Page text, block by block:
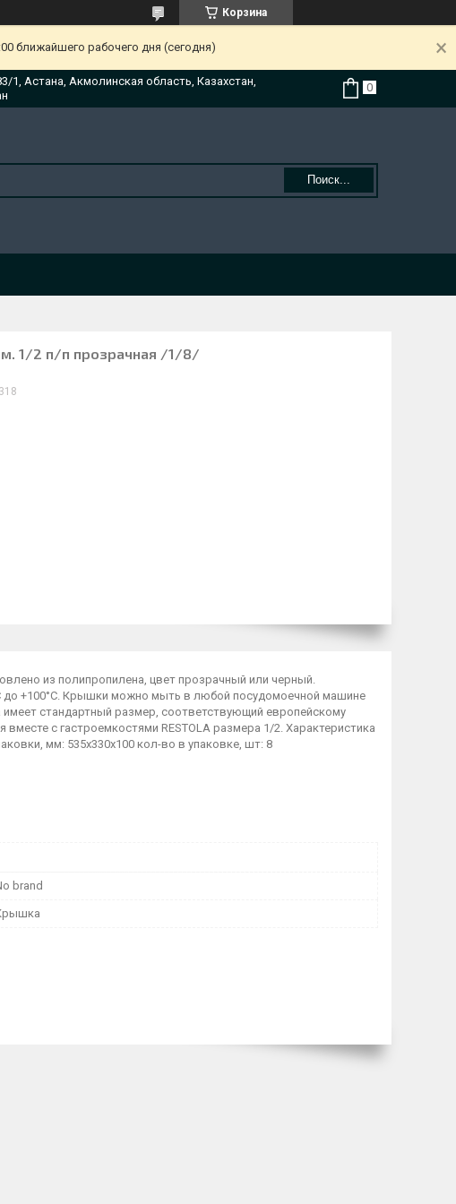
Корзина
ближайшего рабочего дня (сегодня)
1, Астана, Акмолинская область, Казахстан,
Поиск...
1/2 п/п прозрачная /1/8/
из полипропилена, цвет прозрачный или черный.
до +100°С. Крышки можно мыть в любой посудомоечной машине
стандартный размер, соответствующий европейскому
с гастроемкостями RESTOLA размера 1/2. Характеристика
мм: 535х330х100 кол-во в упаковке, шт: 8
brand